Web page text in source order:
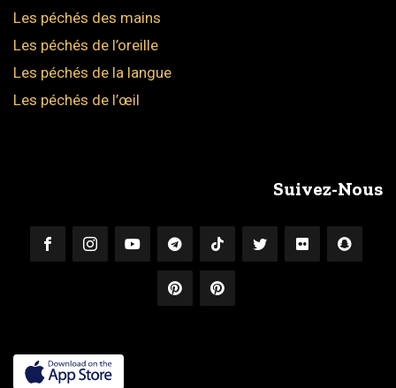
Les péchés des mains
Les péchés de l’oreille
Les péchés de la langue
Les péchés de l’œil
Suivez-Nous